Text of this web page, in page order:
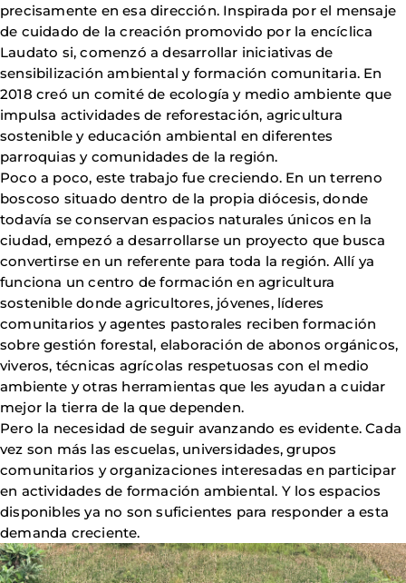
precisamente en esa dirección. Inspirada por el mensaje
de cuidado de la creación promovido por la encíclica
Laudato si, comenzó a desarrollar iniciativas de
sensibilización ambiental y formación comunitaria. En
2018 creó un comité de ecología y medio ambiente que
impulsa actividades de reforestación, agricultura
sostenible y educación ambiental en diferentes
parroquias y comunidades de la región.
Poco a poco, este trabajo fue creciendo. En un terreno
boscoso situado dentro de la propia diócesis, donde
todavía se conservan espacios naturales únicos en la
ciudad, empezó a desarrollarse un proyecto que busca
convertirse en un referente para toda la región. Allí ya
funciona un centro de formación en agricultura
sostenible donde agricultores, jóvenes, líderes
comunitarios y agentes pastorales reciben formación
sobre gestión forestal, elaboración de abonos orgánicos,
viveros, técnicas agrícolas respetuosas con el medio
ambiente y otras herramientas que les ayudan a cuidar
mejor la tierra de la que dependen.
Pero la necesidad de seguir avanzando es evidente. Cada
vez son más las escuelas, universidades, grupos
comunitarios y organizaciones interesadas en participar
en actividades de formación ambiental. Y los espacios
disponibles ya no son suficientes para responder a esta
demanda creciente.
Imagen